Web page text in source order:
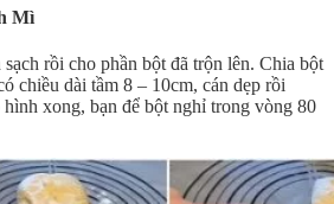
Mì
rồi cho phần bột đã trộn lên. Chia bột
chiều dài tầm 8 – 10cm, cán dẹp rồi
xong, bạn để bột nghỉ trong vòng 80